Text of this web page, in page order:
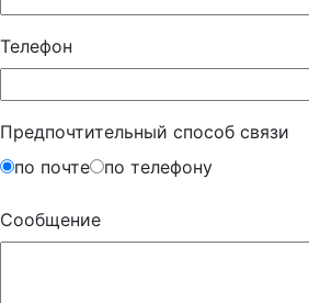
Телефон
Предпочтительный способ связи
по почте
по телефону
Сообщение